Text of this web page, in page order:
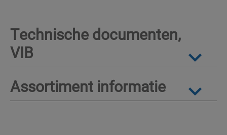
Technische documenten,
VIB
Assortiment informatie